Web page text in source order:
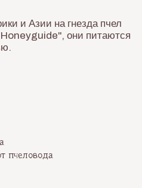
и Азии на гнезда пчел
они питаются
пчеловода